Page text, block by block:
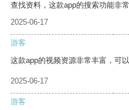
查找资料，这款app的搜索功能非
2025-06-17
游客
这款app的视频资源非常丰富，可
2025-06-17
游客